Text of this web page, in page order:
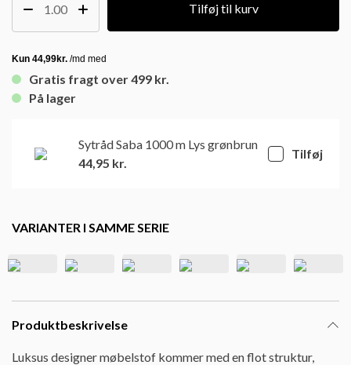
Tilføj til kurv
Gratis fragt over 499 kr.
På lager
Sytråd Saba 1000 m Lys grønbrun
44,95 kr.
Tilføj
VARIANTER I SAMME SERIE
Produktbeskrivelse
Luksus designer møbelstof kommer med en flot struktur,